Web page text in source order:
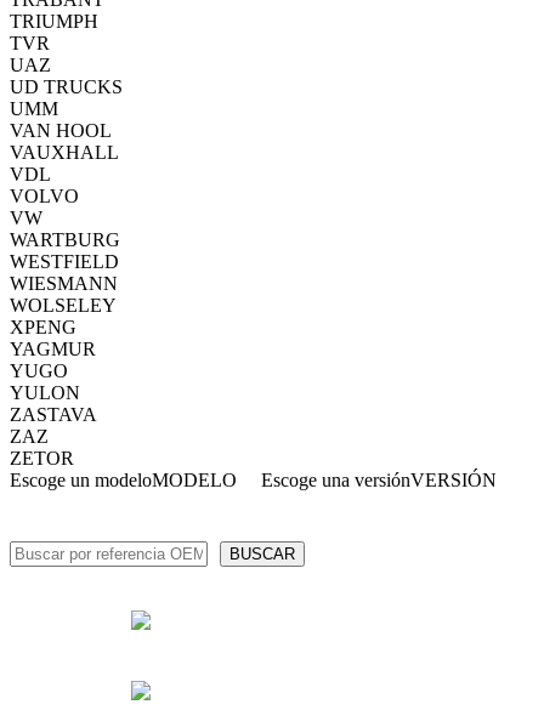
TRIUMPH
TVR
UAZ
UD TRUCKS
UMM
VAN HOOL
VAUXHALL
VDL
VOLVO
VW
WARTBURG
WESTFIELD
WIESMANN
WOLSELEY
XPENG
YAGMUR
YUGO
YULON
ZASTAVA
ZAZ
ZETOR
Escoge un modeloMODELO Escoge una versiónVERSIÓN